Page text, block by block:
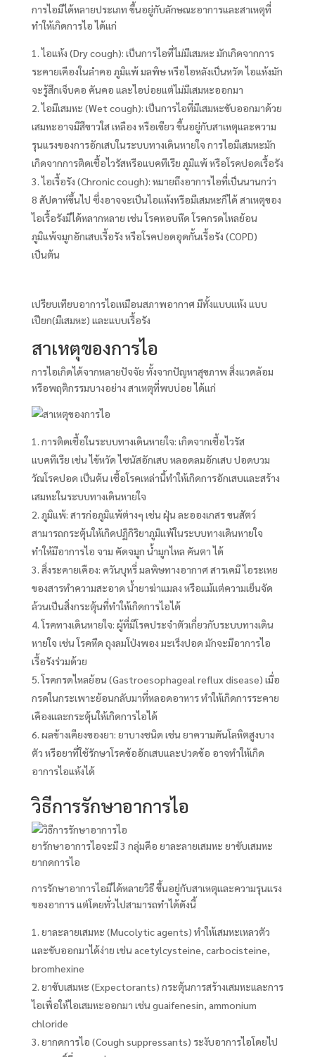
การไอมีได้หลายประเภท ขึ้นอยู่กับลักษณะอาการและสาเหตุที่
ทำให้เกิดการไอ ได้แก่
ไอแห้ง (Dry cough): เป็นการไอที่ไม่มีเสมหะ มักเกิดจากการ
ระคายเคืองในลำคอ ภูมิแพ้ มลพิษ หรือไอหลังเป็นหวัด ไอแห้งมัก
จะรู้สึกเจ็บคอ คันคอ และไอบ่อยแต่ไม่มีเสมหะออกมา
ไอมีเสมหะ (Wet cough): เป็นการไอที่มีเสมหะขับออกมาด้วย
เสมหะอาจมีสีขาวใส เหลือง หรือเขียว ขึ้นอยู่กับสาเหตุและความ
รุนแรงของการอักเสบในระบบทางเดินหายใจ การไอมีเสมหะมัก
เกิดจากการติดเชื้อไวรัสหรือแบคทีเรีย ภูมิแพ้ หรือโรคปอดเรื้อรัง
ไอเรื้อรัง (Chronic cough): หมายถึงอาการไอที่เป็นนานกว่า
8 สัปดาห์ขึ้นไป ซึ่งอาจจะเป็นไอแห้งหรือมีเสมหะก็ได้ สาเหตุของ
ไอเรื้อรังมีได้หลากหลาย เช่น โรคหอบหืด โรคกรดไหลย้อน
ภูมิแพ้จมูกอักเสบเรื้อรัง หรือโรคปอดอุดกั้นเรื้อรัง (COPD)
เป็นต้น
เปรียบเทียบอาการไอเหมือนสภาพอากาศ มีทั้งแบบแห้ง แบบ
เปียก(มีเสมหะ) และแบบเรื้อรัง
สาเหตุของการไอ
การไอเกิดได้จากหลายปัจจัย ทั้งจากปัญหาสุขภาพ สิ่งแวดล้อม
หรือพฤติกรรมบางอย่าง สาเหตุที่พบบ่อย ได้แก่
การติดเชื้อในระบบทางเดินหายใจ: เกิดจากเชื้อไวรัส
แบคทีเรีย เช่น ไข้หวัด ไซนัสอักเสบ หลอดลมอักเสบ ปอดบวม
วัณโรคปอด เป็นต้น เชื้อโรคเหล่านี้ทำให้เกิดการอักเสบและสร้าง
เสมหะในระบบทางเดินหายใจ
ภูมิแพ้: สารก่อภูมิแพ้ต่างๆ เช่น ฝุ่น ละอองเกสร ขนสัตว์
สามารถกระตุ้นให้เกิดปฏิกิริยาภูมิแพ้ในระบบทางเดินหายใจ
ทำให้มีอาการไอ จาม คัดจมูก น้ำมูกไหล คันตา ได้
สิ่งระคายเคือง: ควันบุหรี่ มลพิษทางอากาศ สารเคมี ไอระเหย
ของสารทำความสะอาด น้ำยาฆ่าแมลง หรือแม้แต่ความเย็นจัด
ล้วนเป็นสิ่งกระตุ้นที่ทำให้เกิดการไอได้
โรคทางเดินหายใจ: ผู้ที่มีโรคประจำตัวเกี่ยวกับระบบทางเดิน
หายใจ เช่น โรคหืด ถุงลมโป่งพอง มะเร็งปอด มักจะมีอาการไอ
เรื้อรังร่วมด้วย
โรคกรดไหลย้อน (Gastroesophageal reflux disease) เมื่อ
กรดในกระเพาะย้อนกลับมาที่หลอดอาหาร ทำให้เกิดการระคาย
เคืองและกระตุ้นให้เกิดการไอได้
ผลข้างเคียงของยา: ยาบางชนิด เช่น ยาความดันโลหิตสูงบาง
ตัว หรือยาที่ใช้รักษาโรคข้ออักเสบและปวดข้อ อาจทำให้เกิด
อาการไอแห้งได้
วิธีการรักษาอาการไอ
ยารักษาอาการไอจะมี 3 กลุ่มคือ ยาละลายเสมหะ ยาขับเสมหะ
ยากดการไอ
การรักษาอาการไอมีได้หลายวิธี ขึ้นอยู่กับสาเหตุและความรุนแรง
ของอาการ แต่โดยทั่วไปสามารถทำได้ดังนี้
ยาละลายเสมหะ (Mucolytic agents) ทำให้เสมหะเหลวตัว
และขับออกมาได้ง่าย เช่น acetylcysteine, carbocisteine,
bromhexine
ยาขับเสมหะ (Expectorants) กระตุ้นการสร้างเสมหะและการ
ไอเพื่อให้ไอเสมหะออกมา เช่น guaifenesin, ammonium
chloride
ยากดการไอ (Cough suppressants) ระงับอาการไอโดยไป